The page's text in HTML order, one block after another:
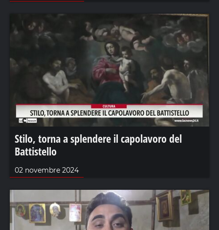
Stilo, torna a splendere il capolavoro del
Battistello
02 novembre 2024